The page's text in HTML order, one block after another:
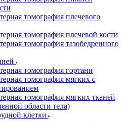
томография плечевого
томография плечевой кости
томография тазобедренного
томография гортани
томография мягких с
томография мягких тканей
области тела)
клетки